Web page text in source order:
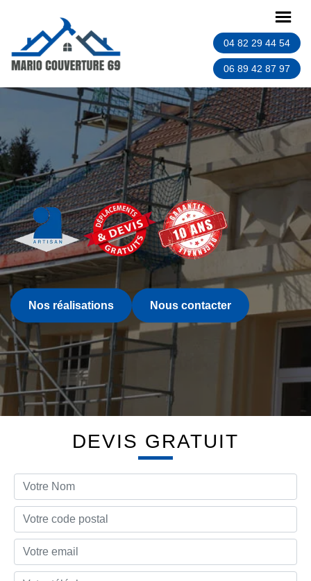
04 82 29 44 54
06 89 42 87 97
Nos réalisations Nous contacter
DEVIS GRATUIT